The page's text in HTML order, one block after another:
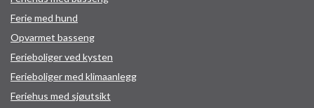
Ferie med hund
Opvarmet basseng
Ferieboliger ved kysten
Ferieboliger med klimaanlegg
Feriehus med sjøutsikt